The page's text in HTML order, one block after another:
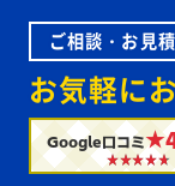
ご相談・お見
お気軽に
Google口コミ